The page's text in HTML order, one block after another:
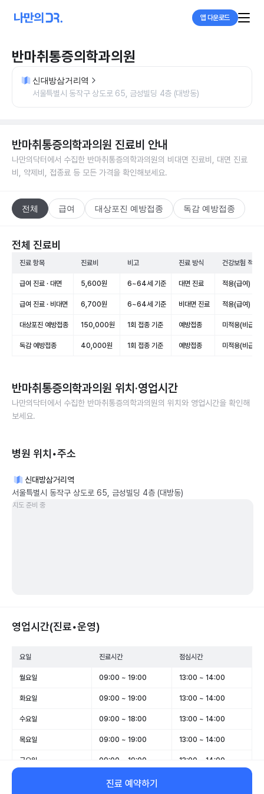
앱 다운로드
반마취통증의학과의원
신대방삼거리역
서울특별시 동작구 상도로 65, 금성빌딩 4층 (대방동)
반마취통증의학과의원 진료비 안내
나만의닥터에서 수집한 반마취통증의학과의원의 비대면 진료비, 대면 진료
비, 약제비, 접종료 등 모든 가격을 확인해보세요.
전체 급여 대상포진 예방접종 독감 예방접종
전체 진료비
진료 항목 진료비 비고 진료 방식 건강보험 적용
급여 진료 · 대면 5,600원 6~64세 기준 대면 진료 적용(급여)
급여 진료 · 비대면 6,700원 6~64세 기준 비대면 진료 적용(급여)
대상포진 예방접종 150,000원 1회 접종 기준 예방접종 미적용(비급여)
독감 예방접종 40,000원 1회 접종 기준 예방접종 미적용(비급여)
반마취통증의학과의원 위치·영업시간
나만의닥터에서 수집한 반마취통증의학과의원의 위치와 영업시간을 확인해
보세요.
병원 위치•주소
신대방삼거리역
서울특별시 동작구 상도로 65, 금성빌딩 4층 (대방동)
지도 준비 중
영업시간(진료•운영)
요일 진료시간 점심시간
월요일 09:00 ~ 19:00 13:00 ~ 14:00
화요일 09:00 ~ 19:00 13:00 ~ 14:00
수요일 09:00 ~ 18:00 13:00 ~ 14:00
목요일 09:00 ~ 19:00 13:00 ~ 14:00
금요일 09:00 ~ 19:00 13:00 ~ 14:00
09:00 ~ 14:00
진료 예약하기